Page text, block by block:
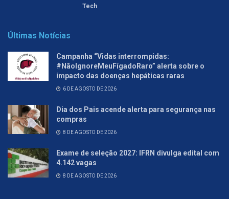
Tech
Últimas Notícias
Campanha “Vidas interrompidas:
#NãoIgnoreMeuFígadoRaro” alerta sobre o
impacto das doenças hepáticas raras
6 DE AGOSTO DE 2026
Dia dos Pais acende alerta para segurança nas
compras
8 DE AGOSTO DE 2026
Exame de seleção 2027: IFRN divulga edital com
4.142 vagas
8 DE AGOSTO DE 2026